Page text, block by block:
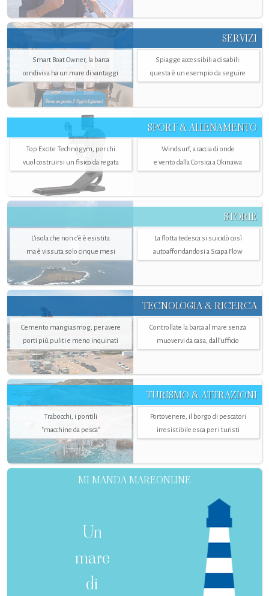
SERVIZI
Smart Boat Owner, la barca
condivisa ha un mare di vantaggi
Spiagge accessibili a disabili:
questa è un esempio da seguire
SPORT & ALLENAMENTO
Top Excite Technogym, per chi
vuol costruirsi un fisico da regata
Windsurf, a caccia di onde
e vento dalla Corsica a Okinawa
STORIE
L’isola che non c'è è esistita
ma è vissuta solo cinque mesi
La flotta tedesca si suicidò così
autoaffondandosi a Scapa Flow
TECNOLOGIA & RICERCA
Cemento mangiasmog, per avere
porti più puliti e meno inquinati
Controllate la barca al mare senza
muovervi da casa, dall’ufficio
TURISMO & ATTRAZIONI
Trabocchi, i pontili
"macchine da pesca"
Portovenere, il borgo di pescatori
irresistibile esca per i turisti
MI MANDA MAREONLINE
Un
mare
di